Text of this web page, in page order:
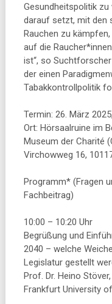
Gesundheitspolitik
darauf setzt, mit den
Rauchen zu
auf die
ist“, so
der einen
Tabakkontrollpolitik
Termin: 26. März
Ort: Hörsaalruine im
Museum der Charité
Virchowweg 16,
Programm* (Fragen
Fachbeitrag)
10:00 – 10:20 Uhr
Begrüßung und
2040 – welche
Legislatur gestellt
Prof. Dr. Heino
Frankfurt University